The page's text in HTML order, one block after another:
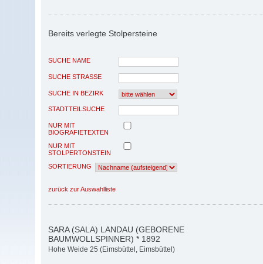
Bereits verlegte Stolpersteine
SUCHE NAME
SUCHE STRASSE
SUCHE IN BEZIRK
STADTTEILSUCHE
NUR MIT
BIOGRAFIETEXTEN
NUR MIT
STOLPERTONSTEIN
SORTIERUNG
zurück zur Auswahlliste
SARA (SALA) LANDAU (GEBORENE
BAUMWOLLSPINNER) * 1892
Hohe Weide 25 (Eimsbüttel, Eimsbüttel)